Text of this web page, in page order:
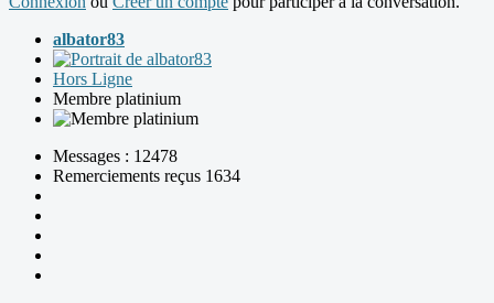
albator83
Hors Ligne
Membre platinium
Messages : 12478
Remerciements reçus 1634